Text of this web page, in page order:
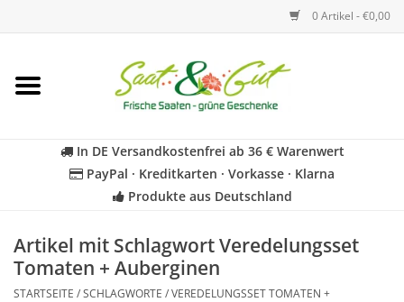
0 Artikel - €0,00
Startseite
Kräuter
BIO
In DE Versandkostenfrei ab 36 € Warenwert
PayPal · Kreditkarten · Vorkasse · Klarna
Produkte aus Deutschland
Artikel mit Schlagwort Veredelungsset
Tomaten + Auberginen
STARTSEITE /SCHLAGWORTE /VEREDELUNGSSET TOMATEN +